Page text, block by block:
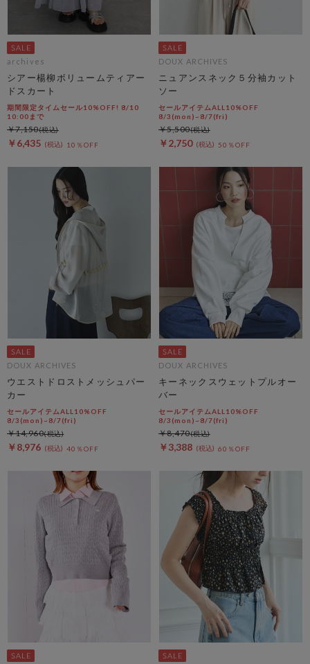
archives
シアー楊柳ボリュームティアー
ドスカート
期間限定タイムセール10%OFF! 8/10
10:00まで
￥6,435 10％OFF
￥7,150
DOUX ARCHIVES
ニュアンスネック５分袖カット
ソー
セールアイテムALL10%OFF
8/3(mon)~8/7(fri)
￥2,750 50％OFF
￥5,500
DOUX ARCHIVES
ウエストドロストメッシュパー
カー
セールアイテムALL10%OFF
8/3(mon)~8/7(fri)
￥8,976 40％OFF
￥14,960
DOUX ARCHIVES
キーネックスウェットプルオー
バー
セールアイテムALL10%OFF
8/3(mon)~8/7(fri)
￥3,388 60％OFF
￥8,470